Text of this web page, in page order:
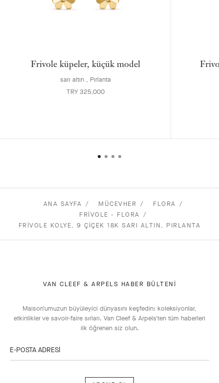
Frivole küpeler, küçük model
sarı altın , Pırlanta
TRY 325,000
ANA SAYFA MÜCEVHER
FLORA
FRIVOLE - FLORA
FRIVOLE KOLYE, 9 ÇIÇEK 18K SARI ALTIN, PIRLANTA
VAN CLEEF & ARPELS HABER BÜLTENI
Maison'umuzun büyüleyici dünyasını keşfedin: koleksiyonlar,
etkinlikler ve savoir-faire sırları. Van Cleef & Arpels'ten tüm haberleri
ilk öğrenen siz olun.
E-POSTA ADRESİ
ol